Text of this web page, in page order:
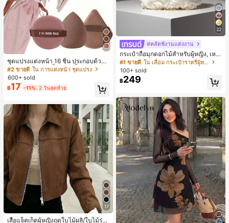
ชุดแปรงแต่งหน้า 16 ชิ้น ประกอบด้วยแ
ปรงแต่งหน้า 13 ชิ้น, ฟองน้ำแต่งหน้ารู
ปหยดน้ำ 1 ชิ้น, แปรงแป้งรองพื้นกลม 1
ชิ้น และฟองน้ำแต่งหน้ารูปสามเหลี่ยม
1 ชิ้น - ชุดคลาสสิก ทำจากขนสังเคราะ
หญิงและเด็กผู้หญิง เหมาะสำหรับฤดูใบ
ไม้ร่วงและฤดูหนาว
#2 ขายดี ใน การแต่งหน้า ชุดแปรง
600+ sold
฿17 -11% 2 วันสุดท้าย
17
เสื้อแจ็คเก็ตผู้หญิงฤดูใบไม้ผลิ/ใบไม้ร่วง
22
#คลัตช์งานแต่งงาน
กระเป๋าถือมุกดอกไม้สำหรับผู้หญิง, เหม
าะสำหรับชุดราตรี, ชุดบอล, เครื่องประ
ดับงานแต่งงาน, กระเป๋าสตางค์สุภาพส
ตรีหรูหรา, ของขวัญสำหรับผู้หญิง (ลาย
สุ่ม)
#1 ขายดี
ใน เลื่อม กระเป๋าราตรีผู้หญิง
100+ sold
฿249